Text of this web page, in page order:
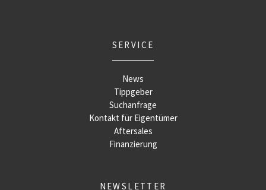
SERVICE
News
Tippgeber
Suchanfrage
Kontakt für Eigentümer
Aftersales
Finanzierung
NEWSLETTER